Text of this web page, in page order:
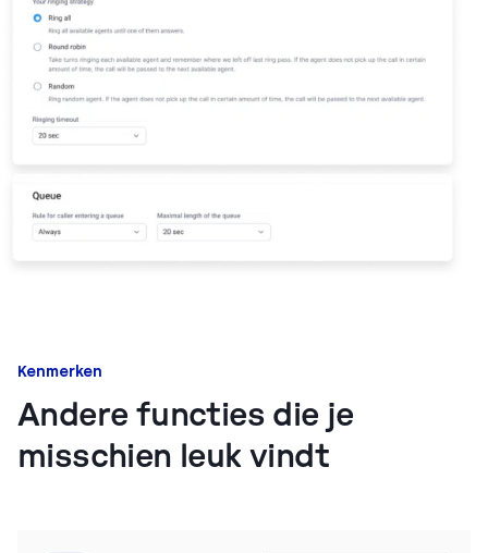
Kenmerken
Andere functies die je
misschien leuk vindt